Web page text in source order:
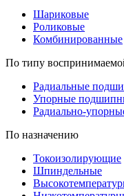
Шариковые
Роликовые
Комбинированные
По типу
Радиальные
Упорные
Радиально-
По назначению
Токоизолирующие
Шпиндельные